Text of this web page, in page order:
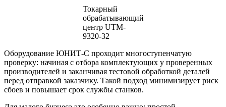
Токарный
обрабатывающий
центр UTM-
9320-32
Оборудование ЮНИТ-С проходит многоступенчатую
проверку: начиная с отбора комплектующих у проверенных
производителей и заканчивая тестовой обработкой деталей
перед отправкой заказчику. Такой подход минимизирует риск
сбоев и повышает срок службы станков.